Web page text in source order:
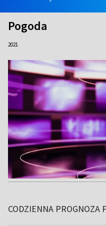
Pogoda
2021
CODZIENNA PROGNOZA